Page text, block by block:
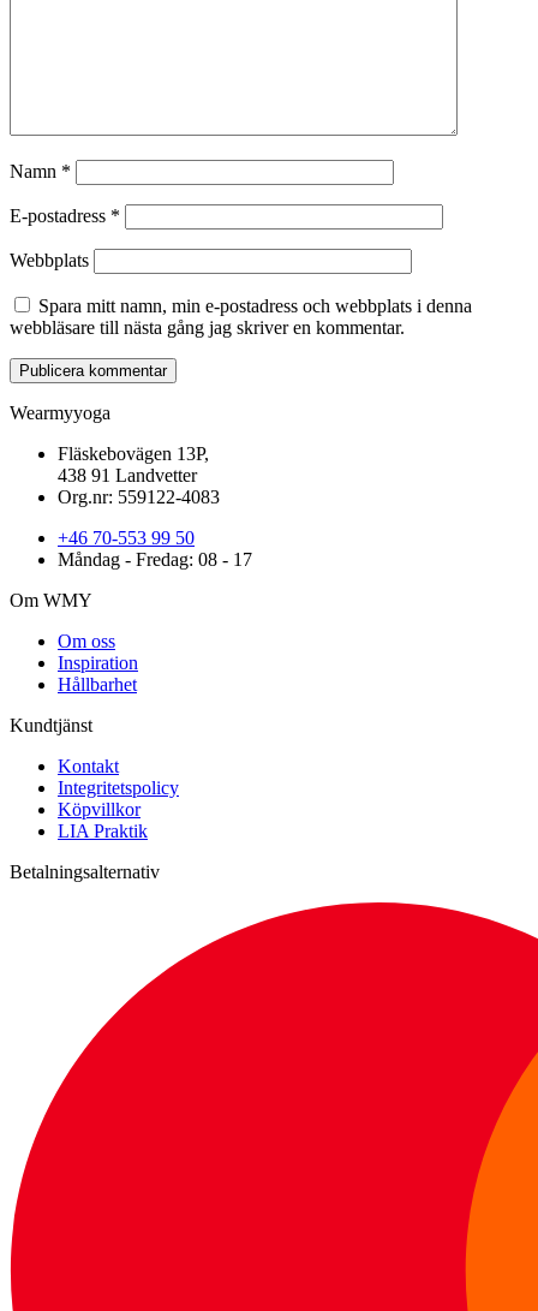
Namn *
E-postadress *
Webbplats
Spara mitt namn, min e-postadress och webbplats i denna
webbläsare till nästa gång jag skriver en kommentar.
Wearmyyoga
Fläskebovägen 13P,
438 91 Landvetter
Org.nr: 559122-4083
+46 70-553 99 50
Måndag - Fredag: 08 - 17
Om WMY
Om oss
Inspiration
Hållbarhet
Kundtjänst
Kontakt
Integritetspolicy
Köpvillkor
LIA Praktik
Betalningsalternativ